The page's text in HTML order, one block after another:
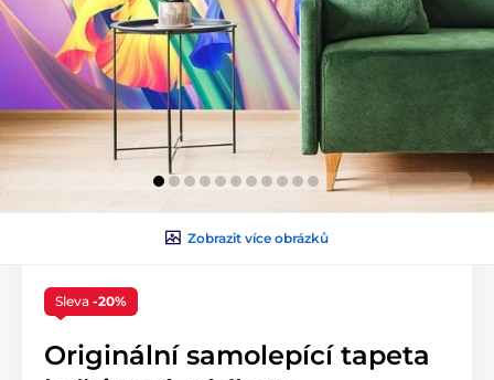
Zobrazit více obrázků
Sleva -20%
Originální samolepící tapeta